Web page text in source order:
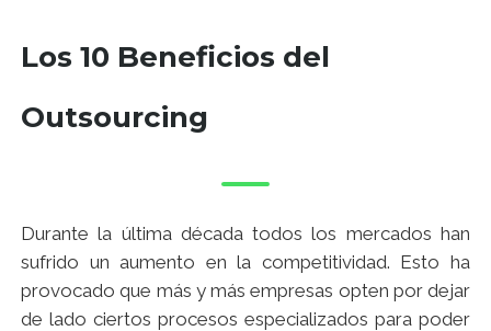
Los 10 Beneficios del
Outsourcing
Durante la última década todos los mercados han
sufrido un aumento en la competitividad. Esto ha
provocado que más y más empresas opten por dejar
de lado ciertos procesos especializados para poder